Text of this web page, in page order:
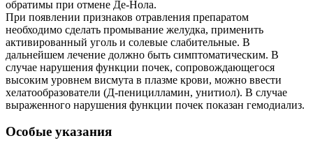
обратимы при отмене Де-Нола.
При появлении признаков отравления препаратом
необходимо сделать промывание желудка, применить
активированный уголь и солевые слабительные. В
дальнейшем лечение должно быть симптоматическим. В
случае нарушения функции почек, сопровождающегося
высоким уровнем висмута в плазме крови, можно ввести
хелатообразователи (Д-пеницилламин, унитиол). В случае
выраженного нарушения функции почек показан гемодиализ.
Особые указания